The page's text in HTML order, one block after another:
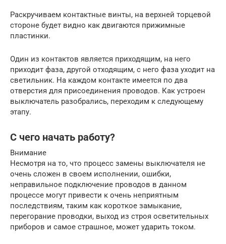
Раскручиваем контактные винты, на верхней торцевой
стороне будет видно как двигаются прижимные
пластинки.
Один из контактов является приходящим, на него
приходит фаза, другой отходящим, с него фаза уходит на
светильник. На каждом контакте имеется по два
отверстия для присоединения проводов. Как устроен
выключатель разобрались, переходим к следующему
этапу.
С чего начать работу?
Внимание
Несмотря на то, что процесс замены выключателя не
очень сложен в своем исполнении, ошибки,
неправильное подключение проводов в данном
процессе могут привести к очень неприятным
последствиям, таким как короткое замыкание,
перегорание проводки, выход из строя осветительных
приборов и самое страшное, может ударить током.